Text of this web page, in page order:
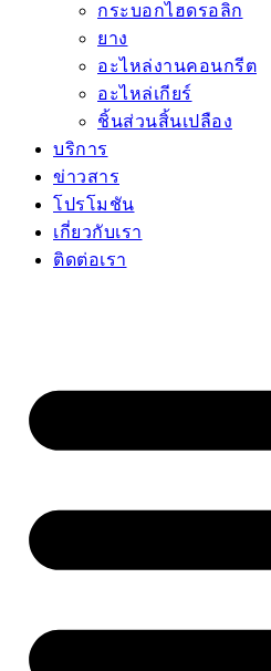
กระบอกไฮดรอลิก
ยาง
อะไหล่งานคอนกรีต
อะไหล่เกียร์
ชิ้นส่วนสิ้นเปลือง
บริการ
ข่าวสาร
โปรโมชัน
เกี่ยวกับเรา
ติดต่อเรา